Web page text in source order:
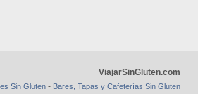
ViajarSinGluten.com
Sin Gluten - Bares, Tapas y Cafeterías Sin Gluten